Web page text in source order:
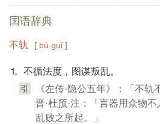
国语辞典
不轨 [ bù guǐ ]
⒈ 不循法度，图谋叛乱。
引
《左传·隐公五年》：「不轨
晋·杜预·注：「言器用众物
乱败之所起。」